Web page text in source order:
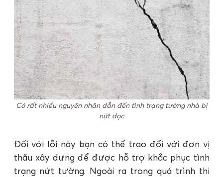
Có rất nhiều nguyên nhân dẫn đến tình trạng tường nhà bị
nứt dọc
Đối với lỗi này bạn có thể trao đổi với đơn vị
thầu xây dựng để được hỗ trợ khắc phục tình
trạng nứt tường. Ngoài ra trong quá trình thi